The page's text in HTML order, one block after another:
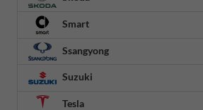
Smart
Ssangyong
Suzuki
Tesla